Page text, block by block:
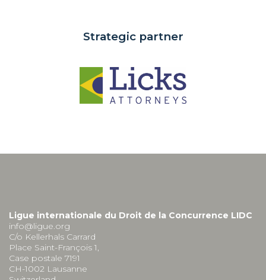
Strategic partner
Ligue internationale du Droit de la Concurrence LIDC
info@ligue.org
C/o Kellerhals Carrard
Place Saint-François 1,
Case postale 7191
CH-1002 Lausanne